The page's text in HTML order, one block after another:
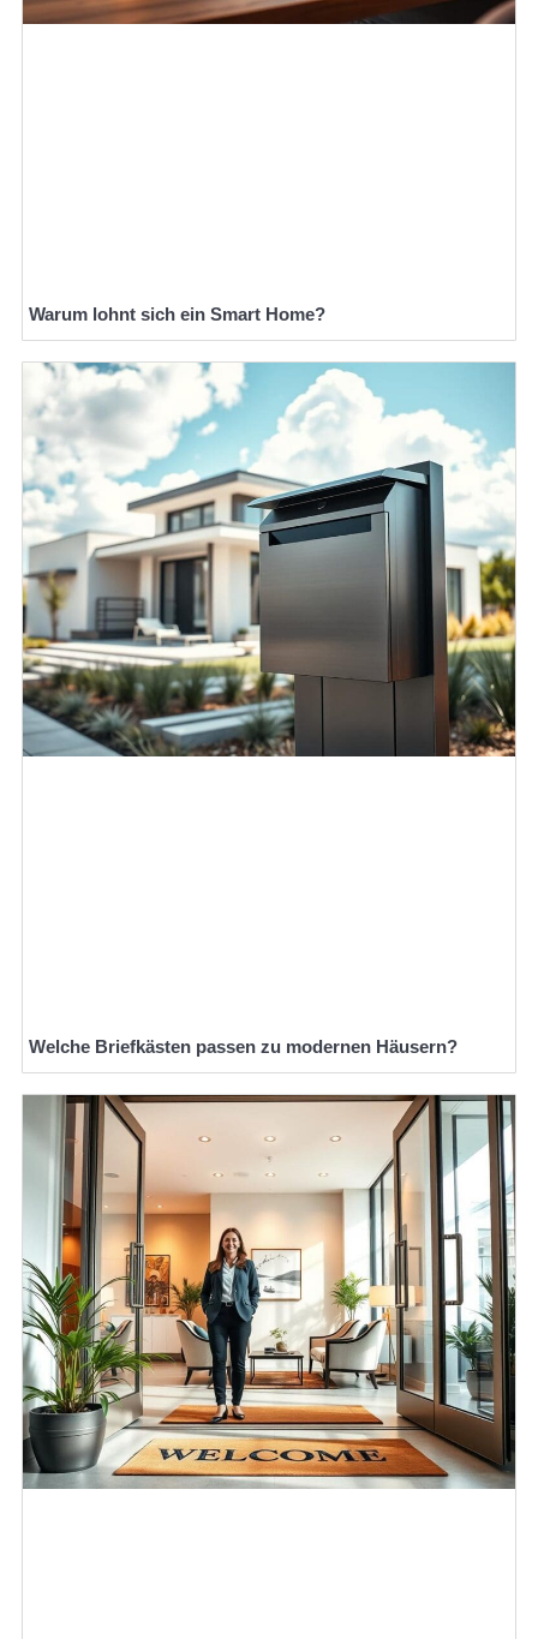
Warum lohnt sich ein Smart Home?
Welche Briefkästen passen zu modernen Häusern?